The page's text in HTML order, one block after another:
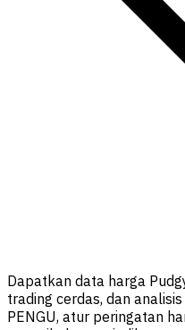
Dapatkan data harga
trading cerdas, dan
PENGU, atur peringatan